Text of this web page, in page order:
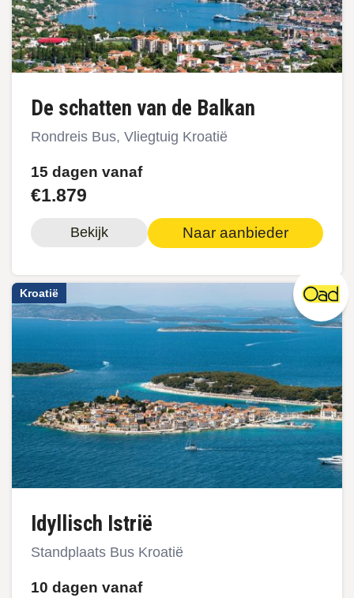
De schatten van de Balkan
Rondreis Bus, Vliegtuig Kroatië
15 dagen vanaf
€1.879
Bekijk Naar aanbieder
Kroatië
Idyllisch Istrië
Standplaats Bus Kroatië
10 dagen vanaf